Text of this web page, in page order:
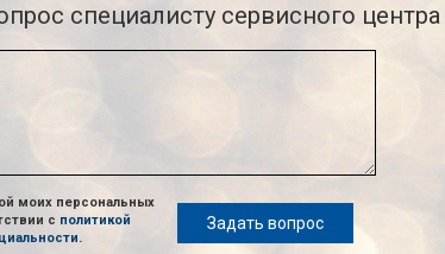
специалисту сервисного центра
моих персональных
с политикой
.
Задать вопрос